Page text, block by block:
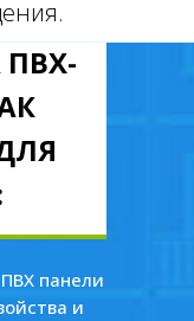
панели
и